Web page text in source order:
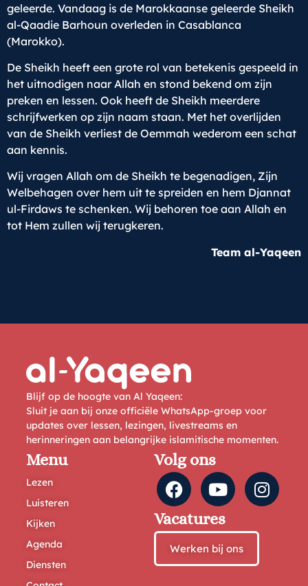
geleerde. Vandaag is de Marokkaanse geleerde Sheikh
al-Qaadie Barhoun overleden in Casablanca
(Marokko).
De Sheikh heeft een grote rol van betekenis gespeeld in
het uitnodigen naar Allah en stond bekend om zijn
preken en lessen. Ook heeft de Sheikh meerdere
schrijfwerken op zijn naam staan. Met het overlijden
van de Sheikh verliest de Oemmah wederom een schat
aan kennis.
Wij vragen Allah om de Sheikh te begenadigen, Zijn
Welbehagen over hem uit te spreiden en hem Djannat
ul-Firdaws te schenken. Wij behoren toe aan Allah en
tot Hem zullen wij terugkeren.
Team al-Yaqeen
Blijf op de hoogte van Al Yaqeen:
Sluit je aan bij onze officiële WhatsApp-groep voor
updates over lessen, lezingen, livestreams en
herinneringen aan belangrijke islamitische momenten.
Menu
Lezen
Luisteren
Kijken
Agenda
Diensten
Volg ons
Vacatures
Werken bij ons